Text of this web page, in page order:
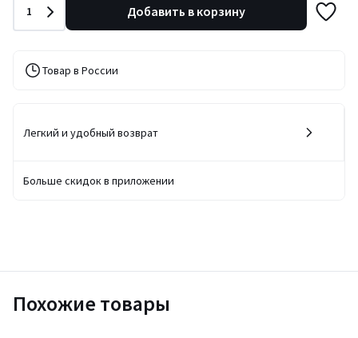
Количество
1 Добавить в корзину
Товар в России
Легкий и удобный возврат
Больше скидок в приложении
Похожие товары